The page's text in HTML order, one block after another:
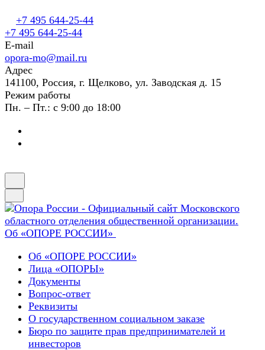
+7 495 644-25-44
+7 495 644-25-44
E-mail
opora-mo@mail.ru
Адрес
141100, Россия, г. Щелково, ул. Заводская д. 15
Режим работы
Пн. – Пт.: с 9:00 до 18:00
Об «ОПОРЕ РОССИИ»
Об «ОПОРЕ РОССИИ»
Лица «ОПОРЫ»
Документы
Вопрос-ответ
Реквизиты
О государственном социальном заказе
Бюро по защите прав предпринимателей и
инвесторов